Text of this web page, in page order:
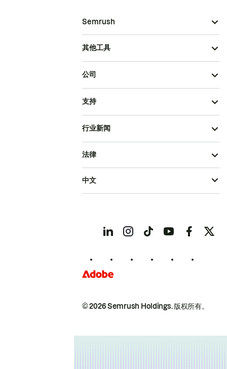
Semrush
其他工具
公司
支持
行业新闻
© 2026 Semrush Holdings.版权所有。
法律
中文